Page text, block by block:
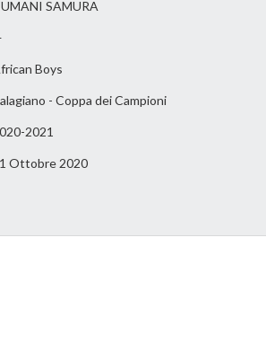
SAMURA
Boys
- Coppa dei Campioni
2021
Ottobre 2020